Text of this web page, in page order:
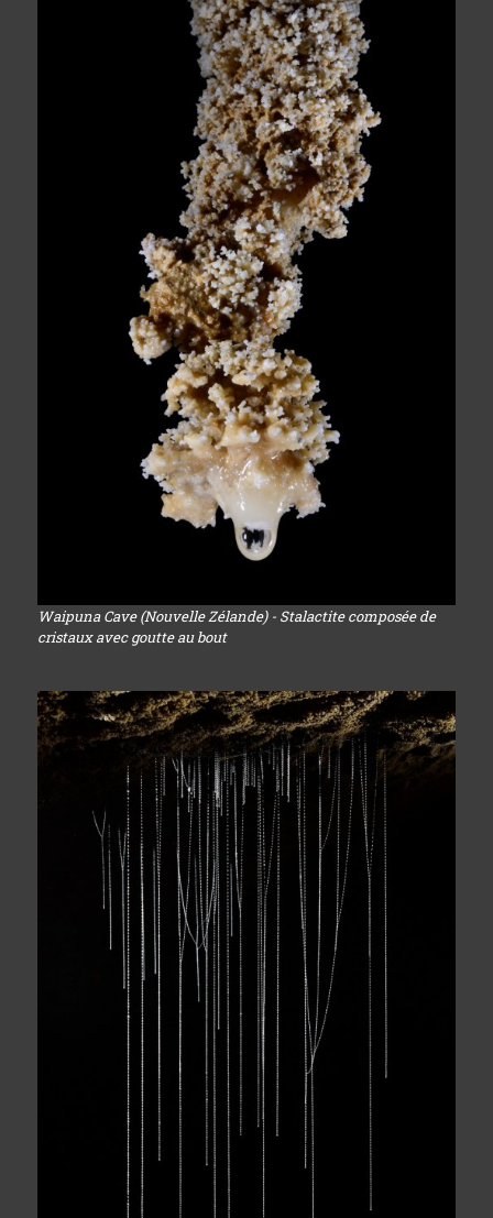
Waipuna Cave (Nouvelle Zélande) - Stalactite composée de
cristaux avec goutte au bout